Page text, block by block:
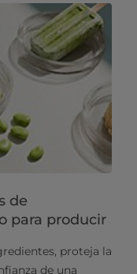
de
para producir
proteja la
de una